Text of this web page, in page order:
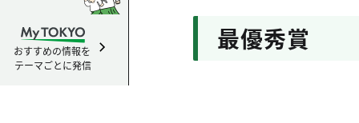
おすすめの情報を
テーマごとに発信
最優秀賞